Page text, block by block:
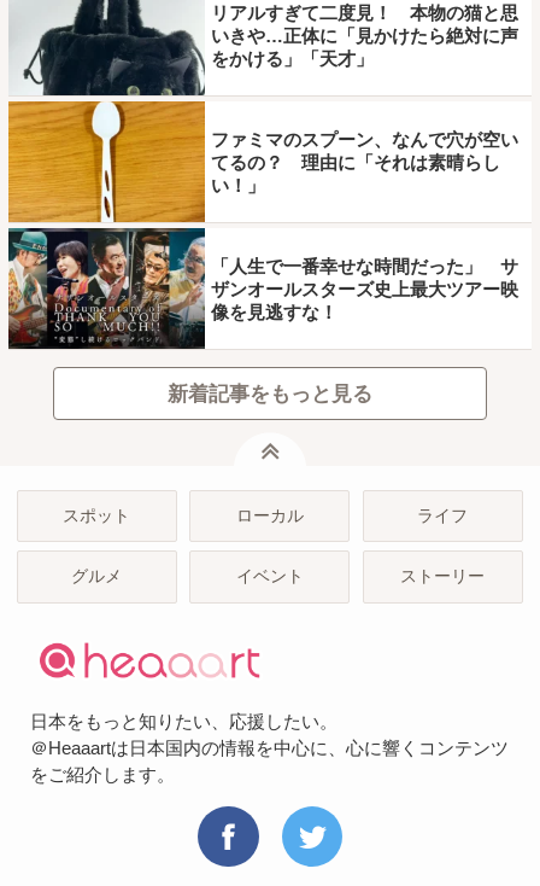
リアルすぎて二度見！ 本物の猫と思
いきや…正体に「見かけたら絶対に声
をかける」「天才」
ファミマのスプーン、なんで穴が空い
てるの？ 理由に「それは素晴らし
い！」
「人生で一番幸せな時間だった」 サ
ザンオールスターズ史上最大ツアー映
像を見逃すな！
新着記事をもっと見る
スポット ローカル ライフ
グルメ イベント ストーリー
日本をもっと知りたい、応援したい。
＠Heaaartは日本国内の情報を中心に、心に響くコンテンツ
をご紹介します。